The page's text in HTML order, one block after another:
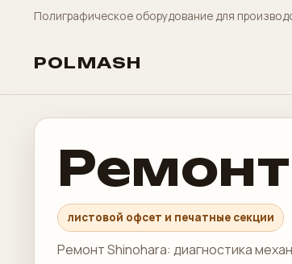
Полиграфическое оборудование для
POLMASH
листовой офсет и печатные секции
Ремонт Shinohara: диагностика